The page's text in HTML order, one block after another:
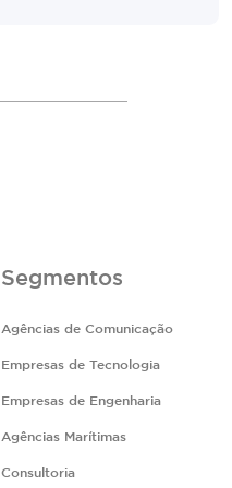
Segmentos
Agências de Comunicação
Empresas de Tecnologia
Empresas de Engenharia
Agências Marítimas
Consultoria